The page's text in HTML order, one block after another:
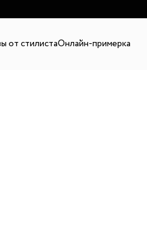
от стилистаОнлайн-примерка